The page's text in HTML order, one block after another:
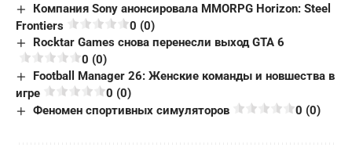
Компания Sony анонсировала MMORPG Horizon: Steel
Frontiers
0 (0)
Rocktar Games снова перенесли выход GTA 6
0 (0)
Football Manager 26: Женские команды и новшества в
игре
0 (0)
Феномен спортивных симуляторов
0 (0)